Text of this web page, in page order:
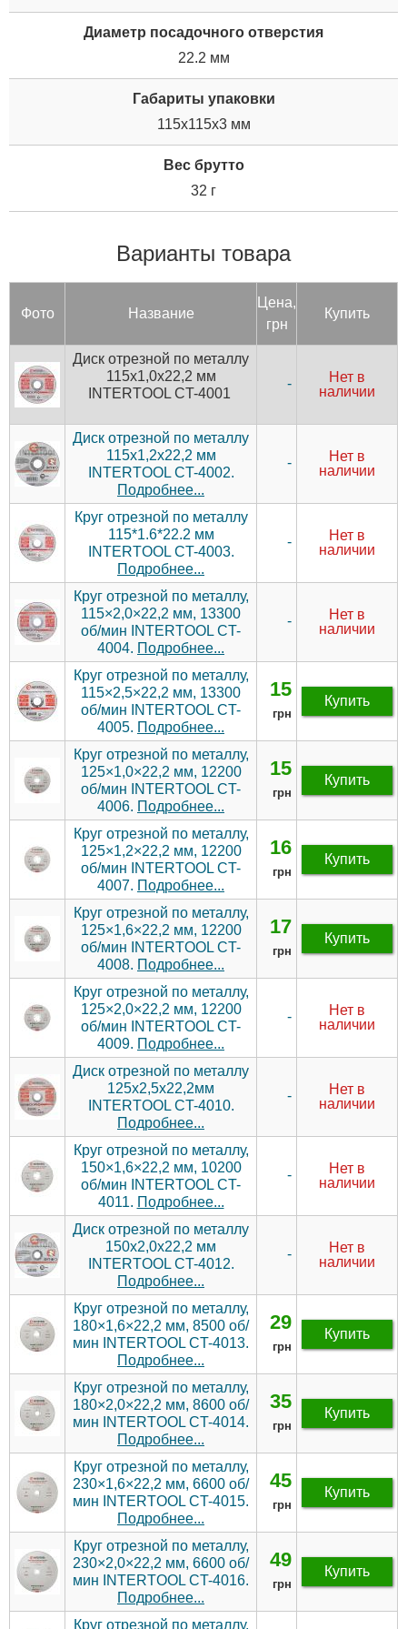
Диаметр посадочного отверстия
22.2 мм
Габариты упаковки
115x115x3 мм
Вес брутто
32 г
Варианты товара
Фото Название
Цена,
грн
Купить
Диск отрезной по металлу
115x1,0x22,2 мм
INTERTOOL CT-4001
-
Нет в
наличии
Диск отрезной по металлу
115x1,2x22,2 мм
INTERTOOL CT-4002.
Подробнее...
-
Нет в
наличии
Круг отрезной по металлу
115*1.6*22.2 мм
INTERTOOL CT-4003.
Подробнее...
-
Нет в
наличии
Круг отрезной по металлу,
115×2,0×22,2 мм, 13300
об/мин INTERTOOL CT-
4004. Подробнее...
-
Нет в
наличии
Круг отрезной по металлу,
115×2,5×22,2 мм, 13300
об/мин INTERTOOL CT-
4005. Подробнее...
15
грн
Купить
Круг отрезной по металлу,
125×1,0×22,2 мм, 12200
об/мин INTERTOOL CT-
4006. Подробнее...
15
грн
Купить
Круг отрезной по металлу,
125×1,2×22,2 мм, 12200
об/мин INTERTOOL CT-
4007. Подробнее...
16
грн
Купить
Круг отрезной по металлу,
125×1,6×22,2 мм, 12200
об/мин INTERTOOL CT-
4008. Подробнее...
17
грн
Купить
Круг отрезной по металлу,
125×2,0×22,2 мм, 12200
об/мин INTERTOOL CT-
4009. Подробнее...
-
Нет в
наличии
Диск отрезной по металлу
125x2,5x22,2мм
INTERTOOL CT-4010.
Подробнее...
-
Нет в
наличии
Круг отрезной по металлу,
150×1,6×22,2 мм, 10200
об/мин INTERTOOL CT-
4011. Подробнее...
-
Нет в
наличии
Диск отрезной по металлу
150x2,0x22,2 мм
INTERTOOL CT-4012.
Подробнее...
-
Нет в
наличии
Круг отрезной по металлу,
180×1,6×22,2 мм, 8500 об/
мин INTERTOOL CT-4013.
Подробнее...
29
грн
Купить
Круг отрезной по металлу,
180×2,0×22,2 мм, 8600 об/
мин INTERTOOL CT-4014.
Подробнее...
35
грн
Купить
Круг отрезной по металлу,
230×1,6×22,2 мм, 6600 об/
мин INTERTOOL CT-4015.
Подробнее...
45
грн
Купить
Круг отрезной по металлу,
230×2,0×22,2 мм, 6600 об/
мин INTERTOOL CT-4016.
Подробнее...
49
грн
Купить
Круг отрезной по металлу,